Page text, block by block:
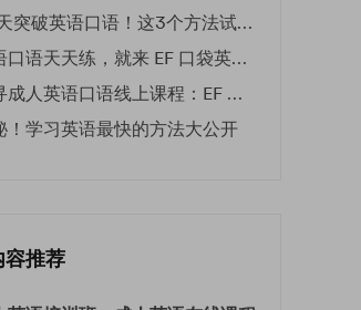
30天突破英语口语！这3个方法试过的人都说有效
英语口语天天练，就来 EF 口袋英语微信小程序
探寻成人英语口语线上课程：EF 英孚教育凭什么领航
！学习英语最快的方法大公开
容推荐